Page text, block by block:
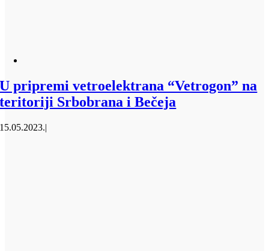
U pripremi vetroelektrana “Vetrogon” na
teritoriji Srbobrana i Bečeja
15.05.2023.|